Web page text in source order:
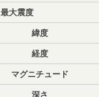
最大震度
緯度
経度
マグニチュード
深さ